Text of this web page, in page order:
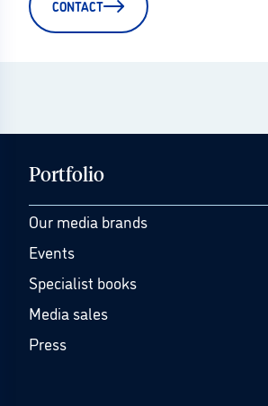
CONTACT
Portfolio
Our media brands
Events
Specialist books
Media sales
Press